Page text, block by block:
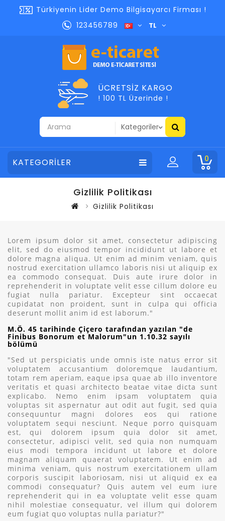
Türkiyenin Lider Demo Bilgisayarcı Firması !
123456789
TL
ÜCRETSIZ KARGO
! 100 TL Üzerinde !
KATEGORİLER 0
Gizlilik Politikası
Gizlilik Politikası
Lorem ipsum dolor sit amet, consectetur adipiscing
elit, sed do eiusmod tempor incididunt ut labore et
dolore magna aliqua. Ut enim ad minim veniam, quis
nostrud exercitation ullamco laboris nisi ut aliquip ex
ea commodo consequat. Duis aute irure dolor in
reprehenderit in voluptate velit esse cillum dolore eu
fugiat nulla pariatur. Excepteur sint occaecat
cupidatat non proident, sunt in culpa qui officia
deserunt mollit anim id est laborum."
M.Ö. 45 tarihinde Çiçero tarafından yazılan "de
Finibus Bonorum et Malorum"un 1.10.32 sayılı
bölümü
"Sed ut perspiciatis unde omnis iste natus error sit
voluptatem accusantium doloremque laudantium,
totam rem aperiam, eaque ipsa quae ab illo inventore
veritatis et quasi architecto beatae vitae dicta sunt
explicabo. Nemo enim ipsam voluptatem quia
voluptas sit aspernatur aut odit aut fugit, sed quia
consequuntur magni dolores eos qui ratione
voluptatem sequi nesciunt. Neque porro quisquam
est, qui dolorem ipsum quia dolor sit amet,
consectetur, adipisci velit, sed quia non numquam
eius modi tempora incidunt ut labore et dolore
magnam aliquam quaerat voluptatem. Ut enim ad
minima veniam, quis nostrum exercitationem ullam
corporis suscipit laboriosam, nisi ut aliquid ex ea
commodi consequatur? Quis autem vel eum iure
reprehenderit qui in ea voluptate velit esse quam
nihil molestiae consequatur, vel illum qui dolorem
eum fugiat quo voluptas nulla pariatur?"